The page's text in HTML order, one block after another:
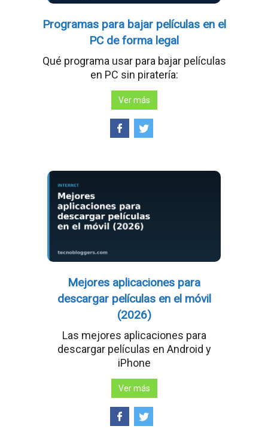
Programas para bajar películas en el
PC de forma legal
Qué programa usar para bajar películas
en PC sin piratería:
Ver más
Mejores aplicaciones para
descargar películas en el móvil
(2026)
Las mejores aplicaciones para
descargar películas en Android y
iPhone
Ver más